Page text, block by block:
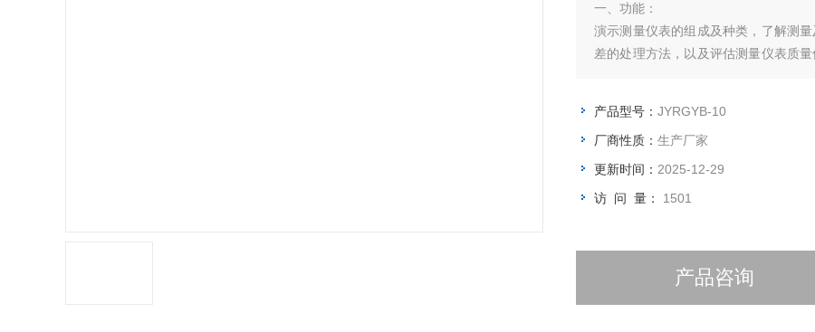
一、功能：
演示测量仪表的组成及种类，了解测
差的处理方法，以及评估测量仪表质
产品型号： JYRGYB-10
厂商性质： 生产厂家
更新时间： 2025-12-29
访 问 量： 1501
产品咨询